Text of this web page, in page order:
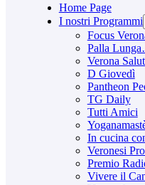
Home Page
I nostri Programmi
Focus
Palla
Verona
D Giovedì
Pantheon
TG Daily
Tutti Amici
In cucina
Veronesi
Premio
Vivere il